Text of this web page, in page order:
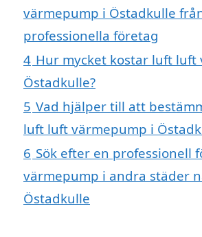
värmepump i Östadkulle
professionella företag
4 Hur mycket kostar luft luft
Östadkulle?
5 Vad hjälper till att
luft luft värmepump i
6 Sök efter en professionell
värmepump i andra städer
Östadkulle